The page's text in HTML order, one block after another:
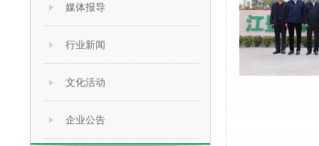
媒体报导
行业新闻
文化活动
企业公告
厅长以及广东
丰实业董事长